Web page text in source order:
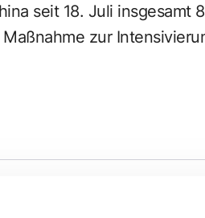
seit 18. Juli insgesamt
zur